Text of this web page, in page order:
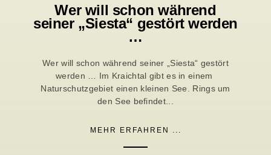
Wer will schon während
seiner „Siesta“ gestört werden
…
Wer will schon während seiner „Siesta“ gestört
werden … Im Kraichtal gibt es in einem
Naturschutzgebiet einen kleinen See. Rings um
den See befindet...
MEHR ERFAHREN ...